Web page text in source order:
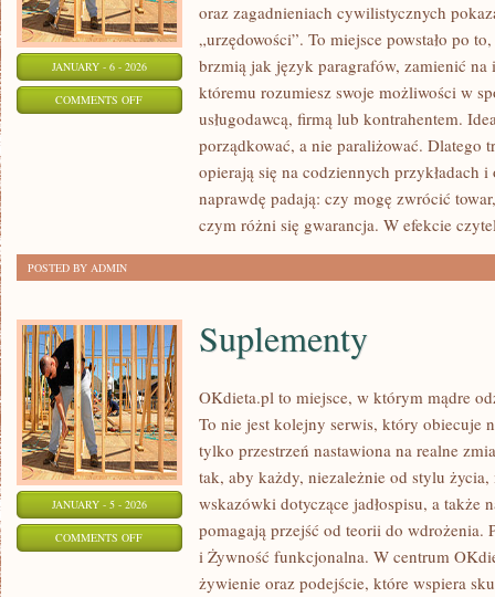
JANUARY - 6 - 2026
COMMENTS OFFON
KONSUMENCKIE
oraz zagadnieniach cywilistycznych
„urzędowości”. To miejsce powstało po
brzmią jak język paragrafów, zamienić
któremu rozumiesz swoje możliwości w
usługodawcą, firmą lub kontrahentem.
porządkować, a nie paraliżować. Dlatego
opierają się na codziennych przykładach
naprawdę padają: czy mogę zwrócić
czym różni się gwarancja. W efekcie
POSTED BY ADMIN
JANUARY - 5 - 2026
COMMENTS OFFON
SUPLEMENTY
Suplementy
OKdieta.pl to miejsce, w którym mądre
To nie jest kolejny serwis, który obiecuje
tylko przestrzeń nastawiona na realne
tak, aby każdy, niezależnie od stylu życia,
wskazówki dotyczące jadłospisu, a także
pomagają przejść od teorii do wdrożenia.
i Żywność funkcjonalna. W centrum
żywienie oraz podejście, które wspiera